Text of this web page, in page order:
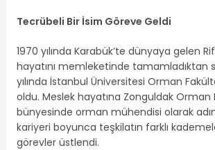
Tecrübeli Bir İsim Göreve Geldi
1970 yılında Karabük’te dünyaya gelen
hayatını memleketinde tamamladıktan
yılında İstanbul Üniversitesi Orman
oldu. Meslek hayatına Zonguldak Orman
bünyesinde orman mühendisi olarak
kariyeri boyunca teşkilatın farklı
görevler üstlendi.